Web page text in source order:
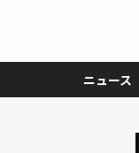
ニュース